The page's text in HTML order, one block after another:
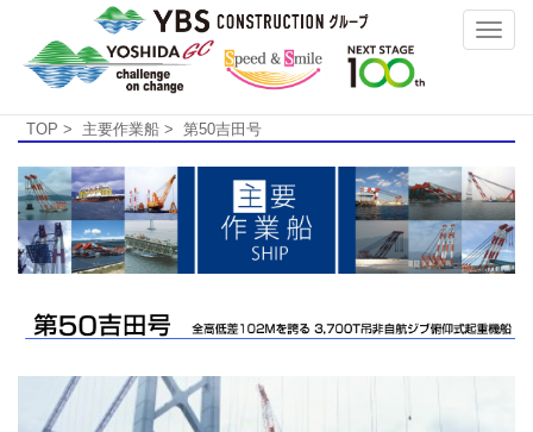
Toggle
TOP > 主要作業船> 第50吉田号